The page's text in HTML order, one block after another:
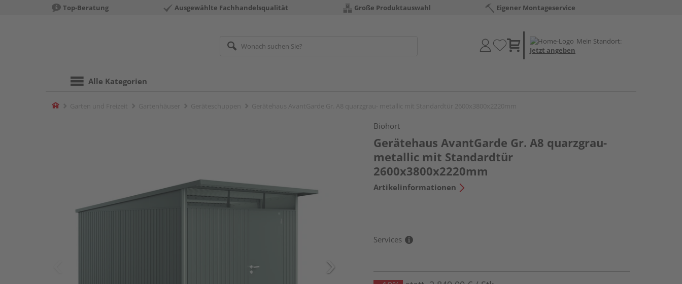
Top-Beratung Ausgewählte Fachhandelsqualität Große Produktauswahl Eigener Montageservice
Mein Standort:
Jetzt angeben
Alle Kategorien
Home
Biohort
Gerätehaus AvantGarde Gr. A8 quarzgrau-
metallic mit Standardtür
2600x3800x2220mm
Artikelinformationen
Services